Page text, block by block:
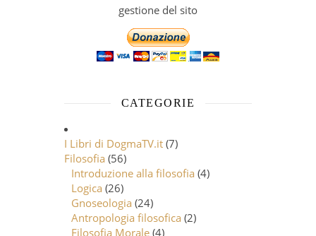
gestione del sito
CATEGORIE
I Libri di DogmaTV.it (7)
Filosofia (56)
Introduzione alla filosofia (4)
Logica (26)
Gnoseologia (24)
Antropologia filosofica (2)
Filosofia Morale (4)